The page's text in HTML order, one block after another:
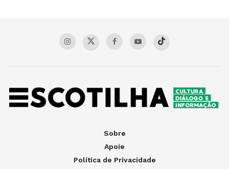
Sobre
Apoie
Política de Privacidade